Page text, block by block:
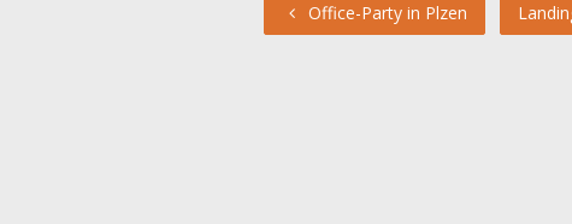
Office-Party in Plzen